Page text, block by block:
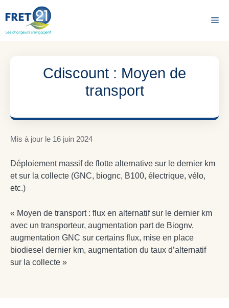
au
contenu
Cdiscount : Moyen de
transport
Mis à jour le 16 juin 2024
Déploiement massif de flotte alternative sur le dernier km
et sur la collecte (GNC, biognc, B100, électrique, vélo,
etc.)
« Moyen de transport : flux en alternatif sur le dernier km
avec un transporteur, augmentation part de Biognv,
augmentation GNC sur certains flux, mise en place
biodiesel dernier km, augmentation du taux d’alternatif
sur la collecte »